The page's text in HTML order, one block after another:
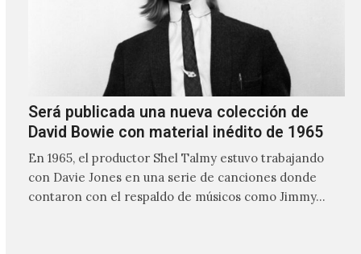
Será publicada una nueva colección de
David Bowie con material inédito de 1965
En 1965, el productor Shel Talmy estuvo trabajando
con Davie Jones en una serie de canciones donde
contaron con el respaldo de músicos como Jimmy…